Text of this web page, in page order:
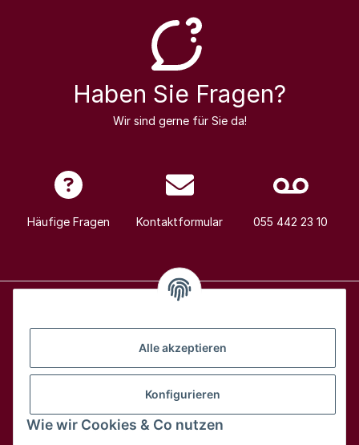
Alle akzeptieren
Konfigurieren
Wie wir Cookies & Co nutzen
Haben Sie Fragen?
Wir sind gerne für Sie da!
Häufige Fragen Kontaktformular 055 442 23 10
Hilfe & Kontakt